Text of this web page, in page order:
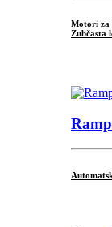
Motori za
Zubčasta